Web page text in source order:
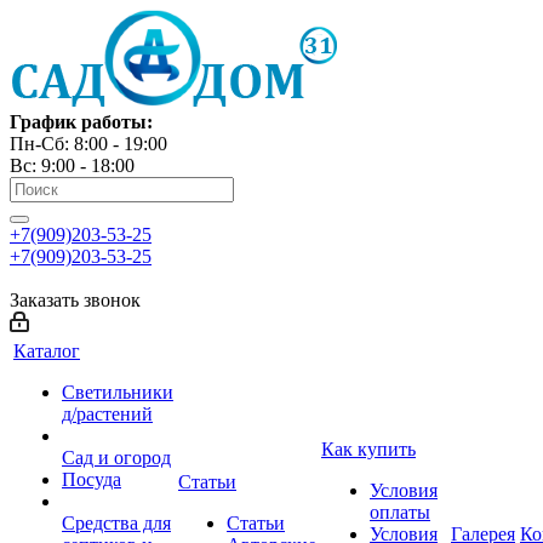
График работы:
Пн-Сб: 8:00 - 19:00
Вс: 9:00 - 18:00
+7(909)203-53-25
+7(909)203-53-25
Заказать звонок
Каталог
Светильники
д/растений
Сад и огород
Посуда
Средства для
Статьи
Статьи
Как купить
Условия
оплаты
Условия
Галерея